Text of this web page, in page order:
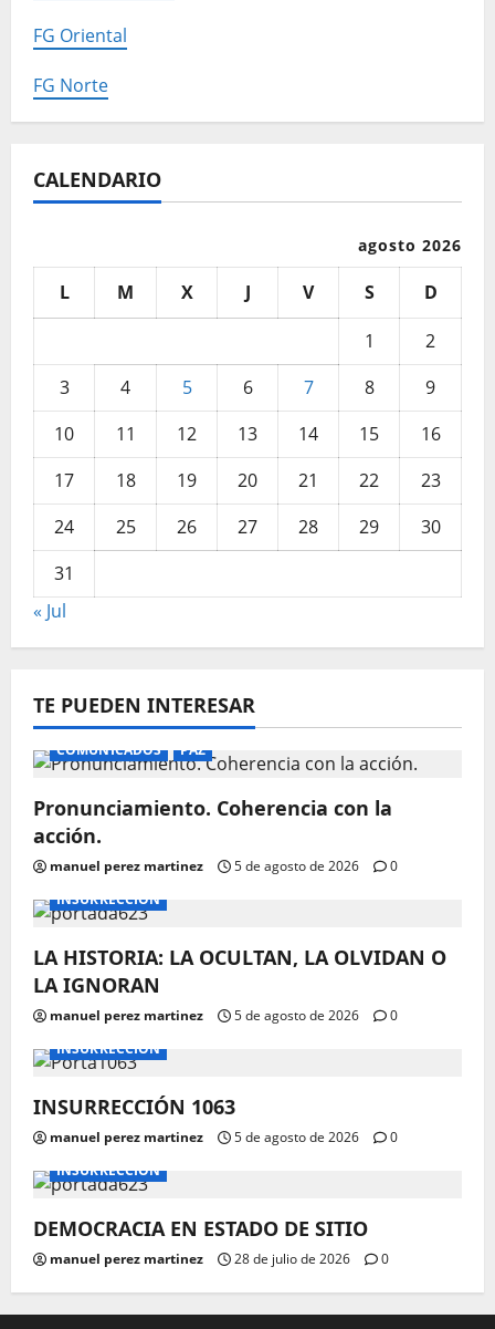
FG Oriental
FG Norte
CALENDARIO
agosto 2026
L M X J V S
D
1
2
3
4 5 6 7 8
9
10
11 12 13 14 15
16
17
18 19 20 21 22
23
24
25 26 27 28 29
30
31
« Jul
TE PUEDEN INTERESAR
COMUNICADOS PAZ
Pronunciamiento. Coherencia con la
acción.
manuel perez martinez 5 de agosto de 2026
0
INSURRECCIÓN
LA HISTORIA: LA OCULTAN, LA OLVIDAN O
LA IGNORAN
manuel perez martinez 5 de agosto de 2026
0
INSURRECCIÓN
INSURRECCIÓN 1063
manuel perez martinez 5 de agosto de 2026
0
INSURRECCIÓN
DEMOCRACIA EN ESTADO DE SITIO
manuel perez martinez 28 de julio de 2026 0